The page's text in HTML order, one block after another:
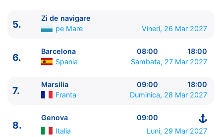
ITINERARIU
----------------------------------------
1. Genova Italia ⚓ - 17:00
Palermo, Sicilia
09:00 - 18:00
4.
La Goulette, Tunis
09:00 - 18:00
6.
Barcelona Spania
08:00 - 18:00
7. Marsilia Franta
5.
Zi de navigare
pe Mare
Vineri, 26 Mar 2027
6.
Barcelona 08:00
18:00
Spania
Sambata, 27 Mar 2027
7.
Marsilia 09:00
18:00
Franta
Duminica, 28 Mar 2027
8.
Genova
09:00
Italia
Luni, 29 Mar 2027